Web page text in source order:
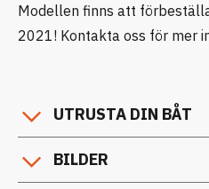
Modellen finns att
2021! Kontakta oss för mer
UTRUSTA DIN BÅT
BILDER